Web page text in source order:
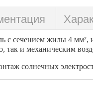
с сечением жилы 4 мм²,
так и механическим
солнечных